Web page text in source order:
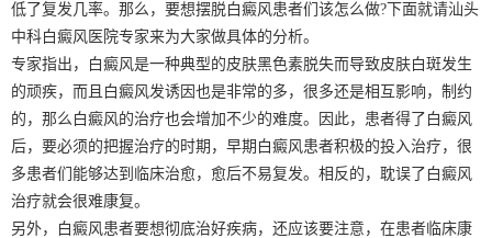
低了复发几率。那么，要想摆脱白癜风患者们该怎么做?下面就请汕头
中科白癜风医院专家来为大家做具体的分析。
专家指出，白癜风是一种典型的皮肤黑色素脱失而导致皮肤白斑发生
的顽疾，而且白癜风发诱因也是非常的多，很多还是相互影响，制约
的，那么白癜风的治疗也会增加不少的难度。因此，患者得了白癜风
后，要必须的把握治疗的时期，早期白癜风患者积极的投入治疗，很
多患者们能够达到临床治愈，愈后不易复发。相反的，耽误了白癜风
治疗就会很难康复。
另外，白癜风患者要想彻底治好疾病，还应该要注意，在患者临床康